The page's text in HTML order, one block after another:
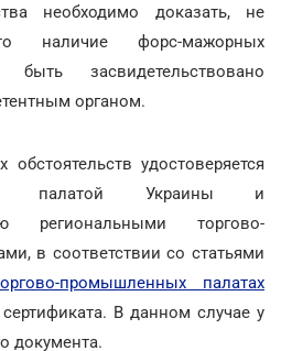
необходимо доказать, не
наличие форс-мажорных
быть засвидетельствовано
органом.
удостоверяется
палатой Украины и
региональными торгово-
в соответствии со статьями
промышленных палатах
В данном случае у
документа.